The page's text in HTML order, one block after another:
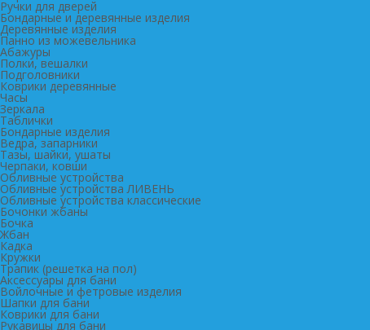
Ручки для дверей
Бондарные и деревянные изделия
Деревянные изделия
Панно из можевельника
Абажуры
Полки, вешалки
Подголовники
Коврики деревянные
Часы
Зеркала
Таблички
Бондарные изделия
Ведра, запарники
Тазы, шайки, ушаты
Черпаки, ковши
Обливные устройства
Обливные устройства ЛИВЕНЬ
Обливные устройства классические
Бочонки жбаны
Бочка
Жбан
Кадка
Кружки
Трапик (решетка на пол)
Аксессуары для бани
Войлочные и фетровые изделия
Шапки для бани
Коврики для бани
Рукавицы для бани